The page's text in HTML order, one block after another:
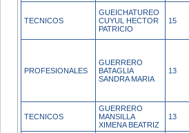
TECNICOS
GUEICHATUREO
CUYUL HECTOR
PATRICIO
15
PROFESIONALES
GUERRERO
BATAGLIA
SANDRA MARIA
13
TECNICOS
GUERRERO
MANSILLA
XIMENA BEATRIZ
13